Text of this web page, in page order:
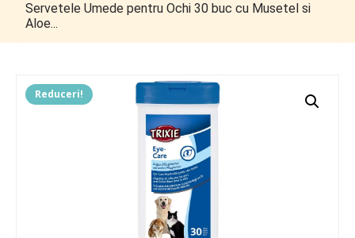
Servetele Umede pentru Ochi 30 buc cu Musetel si
Aloe...
Reduceri!